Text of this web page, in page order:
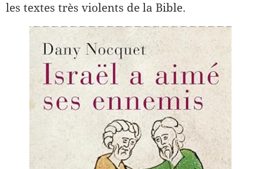
les textes très violents de la Bible.